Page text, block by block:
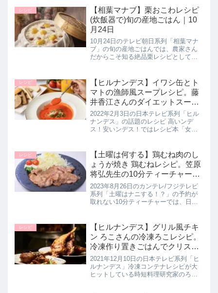
の】の作り方を教えてくれたので詳し
く紹介します。豆腐を使った本...
レシピ
【相葉マナブ】栗おこわレシピ
(炊飯器で)旬の産地ごはん｜10
月24日
10月24日のテレビ朝日系列「相葉マナ
ブ」の旬の産地ごはんでは、農家さん
だからこそ知る絶品栗レシピとして
記事一覧はこちらまとめ♪最後までご覧
いただきありがとうございます。...
レシピ
【ヒルナンデス】イワシ缶とト
マトの漁師風スープレシピ。藤
井香江さんのダイエットスープ
レシピ｜2月3日
2022年2月3日の日本テレビ系列「ヒル
ナンデス」の話題のレシピ 高いンデ
ス！安いンデス！ではレシピ本「女性
トに最適なヘルシースープレシピとし
て【イワシ缶とトマトの漁師風】の...
レシピ
【土曜は何する】鶏むね肉のし
ょうが焼き 鶏むねレシピ。笠原
将弘先生の10分ティーチャー｜
8月26日
2023年8月26日のカンテレ/フジテレビ
系列「土曜はナニする！？」の予約が
取れない10分ティーチャーでは、日本
の鶏胸肉レシピ【鶏むね肉のしょうが
焼き】の作り方を教えてく...
レシピ
【ヒルナンデス】グリル風チキ
ン ろこさんの冷凍ろこレシピ。
冷凍作り置きごはんでクリスマ
ス料理！12月10日
2021年12月10日の日本テレビ系列「ヒ
ルナンデス」冷凍コンテナレシピが大
ヒットしている時短料理研究家のろこ